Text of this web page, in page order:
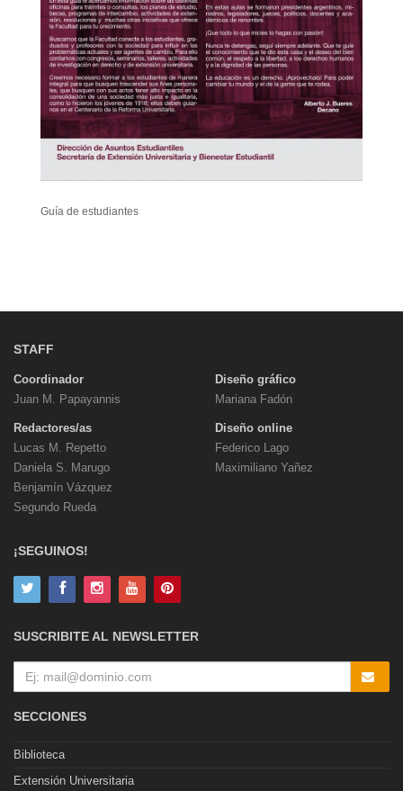
Guía de estudiantes
STAFF
Coordinador
Juan M. Papayannis
Redactores/as
Lucas M. Repetto
Daniela S. Marugo
Benjamín Vázquez
Segundo Rueda
Diseño gráfico
Mariana Fadón
Diseño online
Federico Lago
Maximiliano Yañez
¡SEGUINOS!
SUSCRIBITE AL NEWSLETTER
SECCIONES
Biblioteca
Extensión Universitaria